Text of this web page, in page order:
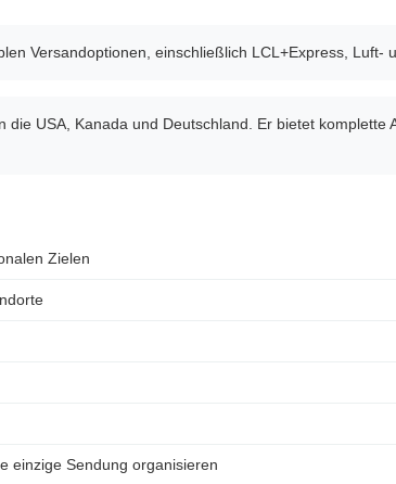
Versandoptionen, einschließlich LCL+Express,
die USA, Kanada und Deutschland. Er bietet
Zielen
einzige Sendung organisieren